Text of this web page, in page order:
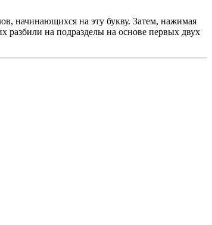
начинающихся на эту букву. Затем, нажимая
на подразделы на основе первых двух